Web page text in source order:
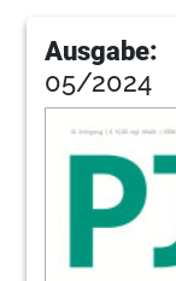
Ausgabe:
05/2024